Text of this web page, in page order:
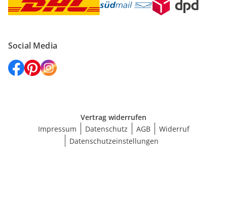
Social Media
Vertrag widerrufen
Impressum
Datenschutz AGB
Widerruf
Datenschutzeinstellungen